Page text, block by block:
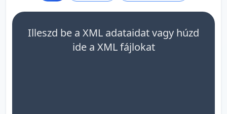
Illeszd be a XML adataidat vagy húzd
ide a XML fájlokat